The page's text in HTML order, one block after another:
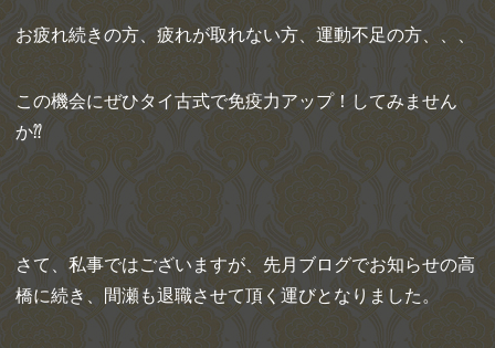
お疲れ続きの方、疲れが取れない方、運動不足の方、、、
この機会にぜひタイ古式で免疫力アップ！してみません
か⁇
さて、私事ではございますが、先月ブログでお知らせの高
橋に続き、間瀬も退職させて頂く運びとなりました。